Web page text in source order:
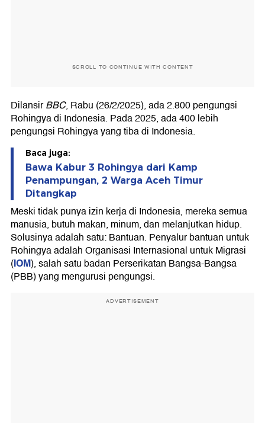
SCROLL TO CONTINUE WITH CONTENT
DilansirBBC, Rabu (26/2/2025), ada 2.800 pengungsi
Rohingya di Indonesia. Pada 2025, ada 400 lebih
pengungsi Rohingya yang tiba di Indonesia.
Baca juga:
Bawa Kabur 3 Rohingya dari Kamp
Penampungan, 2 Warga Aceh Timur
Ditangkap
Meski tidak punya izin kerja di Indonesia, mereka semua
manusia, butuh makan, minum, dan melanjutkan hidup.
Solusinya adalah satu: Bantuan. Penyalur bantuan untuk
Rohingya adalah Organisasi Internasional untuk Migrasi
(IOM), salah satu badan Perserikatan Bangsa-Bangsa
(PBB) yang mengurusi pengungsi.
ADVERTISEMENT